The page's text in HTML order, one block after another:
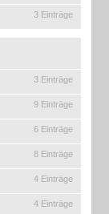
3 Einträge
3 Einträge
9 Einträge
6 Einträge
8 Einträge
4 Einträge
4 Einträge